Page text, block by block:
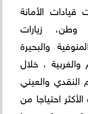
الأمانة
وطن، زيارات
والبحيرة
، خلال
النقدي والعيني
احتياجا من